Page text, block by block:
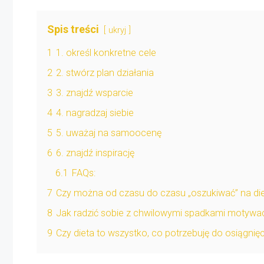
Spis treści ukryj
1 1. określ konkretne cele
2 2. stwórz plan działania
3 3. znajdź wsparcie
4 4. nagradzaj siebie
5 5. uważaj na samoocenę
6 6. znajdź inspirację
6.1 FAQs:
7 Czy można od czasu do czasu „oszukiwać” na
8 Jak radzić sobie z chwilowymi spadkami
9 Czy dieta to wszystko, co potrzebuję do